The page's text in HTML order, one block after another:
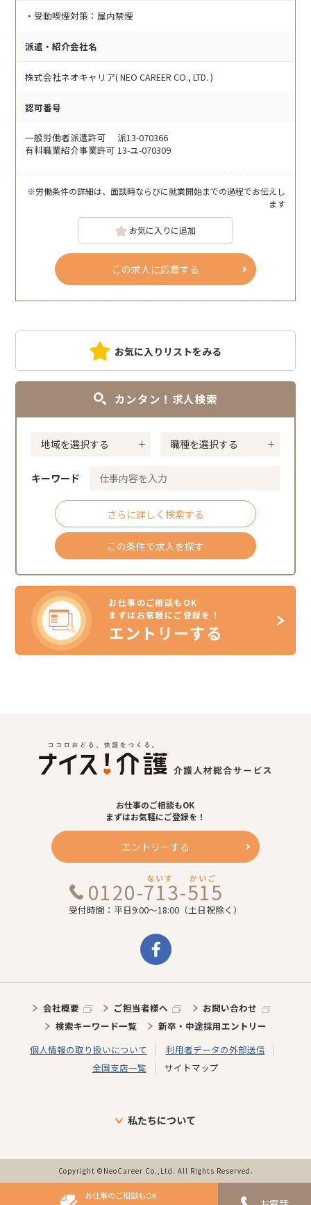
・受動喫煙対策：屋内禁煙
派遣・紹介会社名
株式会社ネオキャリア( NEO CAREER CO., LTD. )
認可番号
一般労働者派遣許可 派13-070366
有料職業紹介事業許可 13-ユ-070309
※労働条件の詳細は、面談時ならびに就業開始までの過程でお伝えし
ます
お気に入りに追加
この求人に応募する
お気に入りリストをみる
カンタン！求人検索
キーワード
さらに詳しく検索する
この条件で求人を探す
お仕事のご相談もOK
まずはお気軽にご登録を！
エントリーする
お仕事のご相談もOK
まずはお気軽にご登録を！
エントリーする
0120-713-515
ないす かいご
受付時間：平日9:00～18:00（土日祝除く）
会社概要 ご担当者様へ
お問い合わせ
検索キーワード一覧
新卒・中途採用エントリー
個人情報の取り扱いについて
利用者データの外部送信
全国支店一覧
サイトマップ
私たちについて
介護スタッフに向けた取り組み
インタビュー 事業の歩み・特徴
Copyright ©NeoCareer Co.,Ltd. All Rights Reserved.
お仕事のご相談もOK